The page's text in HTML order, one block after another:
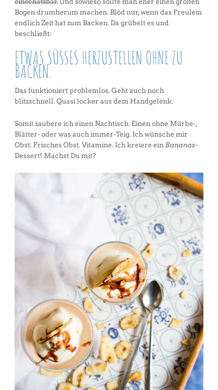
Bogen drumherum machen. Blöd nur, wenn das Freulein
endlich Zeit hat zum Backen. Da grübelt es und
beschließt:
ETWAS SÜSSES HERZUSTELLEN OHNE ZU B
ACKEN.
Das funktioniert problemlos. Geht auch noch
blitzschnell. Quasi locker aus dem Handgelenk.
Somit zaubere ich einen Nachtisch. Einen ohne Mürbe-,
Blätter- oder was auch immer-Teig. Ich wünsche mir
Obst. Frisches Obst. Vitamine. Ich kreiere ein Bananas-
Dessert! Machst Du mit?